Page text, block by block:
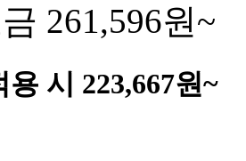
261,596원~
용 시 223,667원~